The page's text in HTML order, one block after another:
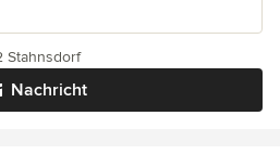
Nachricht
Stahnsdorf